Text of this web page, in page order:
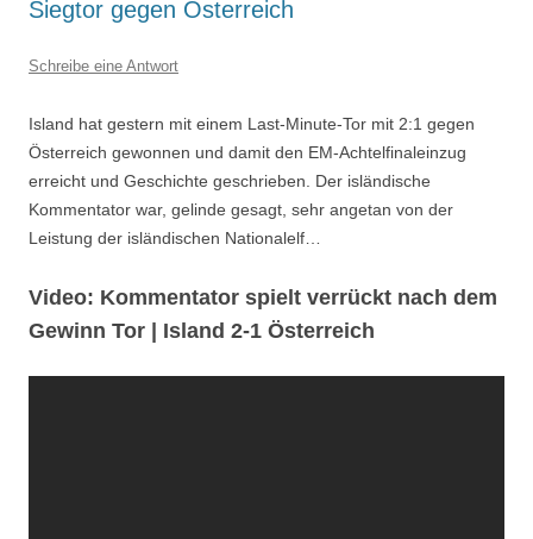
Siegtor gegen Österreich
Schreibe eine Antwort
Island hat gestern mit einem Last-Minute-Tor mit 2:1 gegen
Österreich gewonnen und damit den EM-Achtelfinaleinzug
erreicht und Geschichte geschrieben. Der isländische
Kommentator war, gelinde gesagt, sehr angetan von der
Leistung der isländischen Nationalelf…
Video: Kommentator spielt verrückt nach dem
Gewinn Tor | Island 2-1 Österreich